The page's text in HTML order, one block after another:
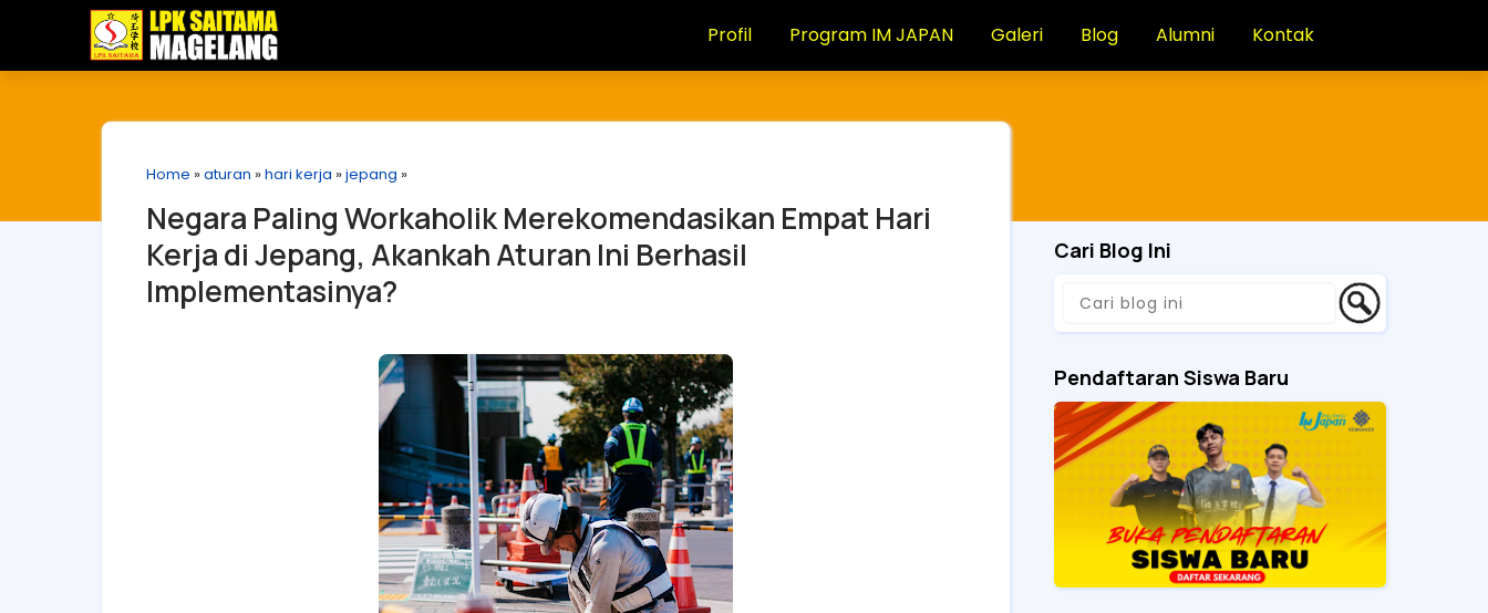
Profil Program IM JAPAN Galeri Blog Alumni Kontak
Home »aturan »hari kerja »jepang »
Negara Paling Workaholik Merekomendasikan Empat Hari
Kerja di Jepang, Akankah Aturan Ini Berhasil
Implementasinya?
Cari Blog Ini
Pendaftaran Siswa Baru